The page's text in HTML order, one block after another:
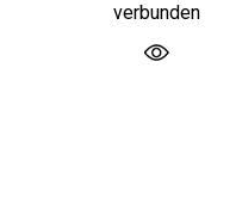
verbunden